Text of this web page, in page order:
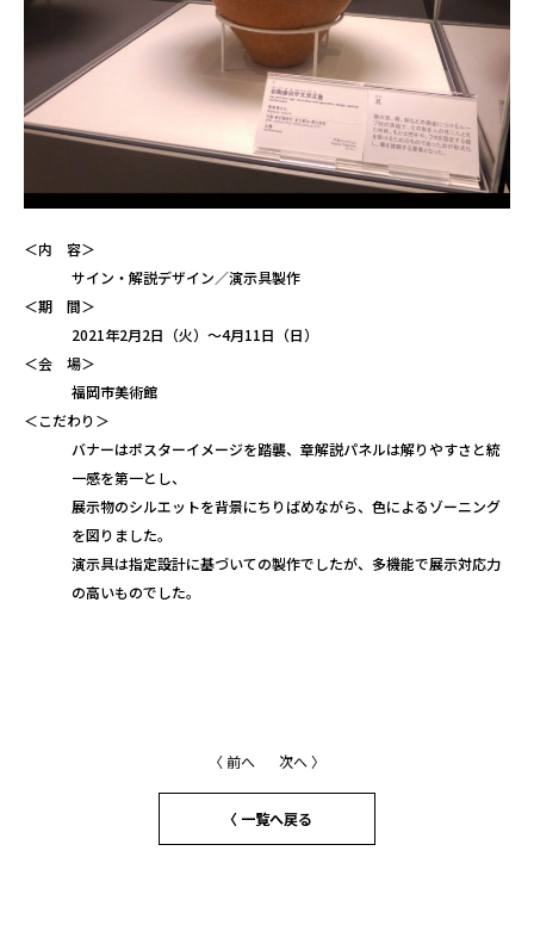
＜内 容＞
サイン・解説デザイン／演示具製作
＜期 間＞
2021年2月2日（火）〜4月11日（日）
＜会 場＞
福岡市美術館
＜こだわり＞
バナーはポスターイメージを踏襲、章解説パネルは解りやすさと統
一感を第一とし、
展示物のシルエットを背景にちりばめながら、色によるゾーニング
を図りました。
演示具は指定設計に基づいての製作でしたが、多機能で展示対応力
の高いものでした。
〈 前へ 次へ 〉
〈 一覧へ戻る